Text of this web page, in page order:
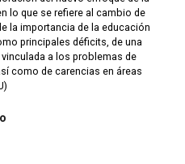
lo que se refiere al cambio de
la importancia de la educación
principales déficits, de una
a los problemas de
como de carencias en áreas